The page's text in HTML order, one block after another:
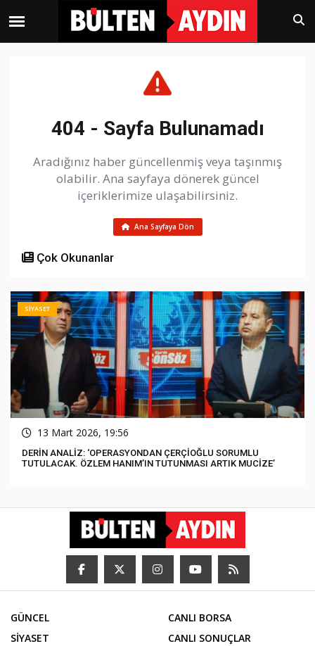
404 - Sayfa Bulunamadı
Aradığınız haber güncellenmiş veya taşınmış
olabilir. Ana sayfaya dönerek güncel
içeriklerimize ulaşabilirsiniz.
Ana Sayfaya Dön
Çok Okunanlar
SİYASET
13 Mart 2026, 19:56
DERİN ANALİZ: ‘OPERASYONDAN ÇERÇİOĞLU SORUMLU
TUTULACAK. ÖZLEM HANIM’IN TUTUNMASI ARTIK MUCİZE’
GÜNCEL
SİYASET
CANLI BORSA
CANLI SONUÇLAR